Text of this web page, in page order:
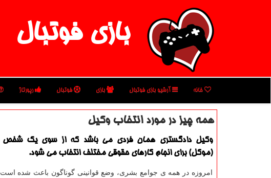
بازی فوتبال
خانه آرشیو بازی فوتبال بازی فوتبال رپورتاژ
همه چیز در مورد انتخاب وكیل
وكیل دادگستری همان فردی می باشد كه از سوی یك شخص
(موكل) برای انجام كارهای حقوقی مختلف انتخاب می شود.
امروزه در همه ی جوامع بشری، وضع قوانینی گوناگون باعث شده است